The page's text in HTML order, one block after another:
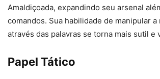
Amaldiçoada, expandindo seu arsenal
comandos. Sua habilidade de manipular a
através das palavras se torna mais sutil e
Papel Tático